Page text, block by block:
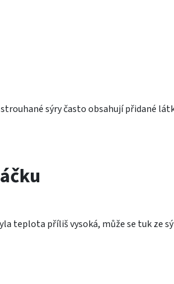
sýry často obsahují přidané
teplota příliš vysoká, může se tuk ze